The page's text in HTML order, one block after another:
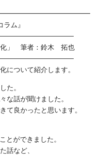
ム』
」 筆者：鈴木 拓也
について紹介します。
た。
な話が聞けました。
て良かったと思います。
とができました。
話など、